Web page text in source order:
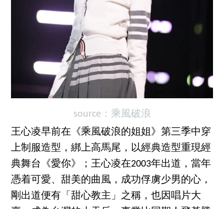
source：乘風破浪
王心凌早前在《乘風破浪的姐姐》第三季中穿
上制服造型，綁上高馬尾，以經典造型重現經
典舞台《愛你》；王心凌在2003年出道，當年
憑着可愛、甜美的曲風，成功俘虜少男的心，
剛出道便有「甜心教主」之稱，也因唱片大